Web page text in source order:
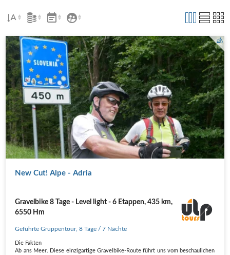
New Cut! Alpe - Adria
Gravelbike 8 Tage - Level light - 6 Etappen, 435 km,
6550 Hm
Geführte Gruppentour,8 Tage / 7 Nächte
Die Fakten
Ab ans Meer. Diese einzigartige Gravelbike-Route führt uns vom beschaulichen